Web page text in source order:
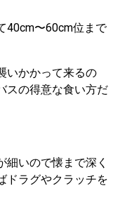
40cm〜60cm位まで
いかかって来るの
スの得意な食い方だ
いので懐まで深く
ドラグやクラッチを